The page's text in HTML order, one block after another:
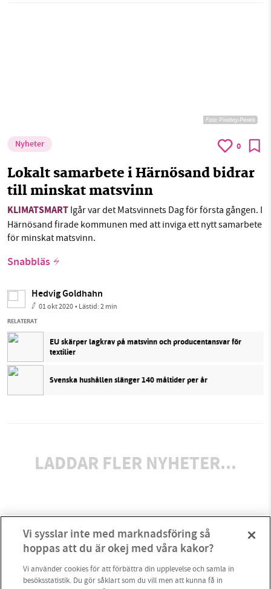
Foto:Pixabay-Pexels
Nyheter 0
Lokalt samarbete i Härnösand bidrar
till minskat matsvinn
KLIMATSMART Igår var det Matsvinnets Dag för första gången. I
Härnösand firade kommunen med att inviga ett nytt samarbete
för minskat matsvinn.
Snabbläs
Hedvig Goldhahn
01 okt 2020• Lästid:2 min
RELATERAT
EU skärper lagkrav på matsvinn och producentansvar för
textilier
Svenska hushållen slänger 140 måltider per år
LADDAR FLER NYHETER...
Vi sysslar inte med marknadsföring så
hoppas att du är okej med våra kakor?
Vi använder cookies för att förbättra din upplevelse och samla in
besöksstatistik. Du gör såklart som du vill men att kunna få in